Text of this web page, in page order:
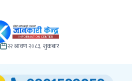
२२ श्रावण २०८३, शुक्रबार